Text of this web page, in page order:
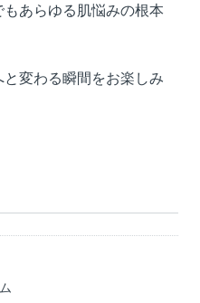
あらゆる肌悩みの根本
変わる瞬間をお楽しみ